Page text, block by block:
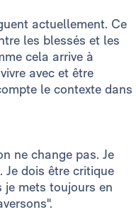
actuellement. Ce
les blessés et les
cela arrive à
avec et être
le contexte dans
ne change pas. Je
dois être critique
je mets toujours en